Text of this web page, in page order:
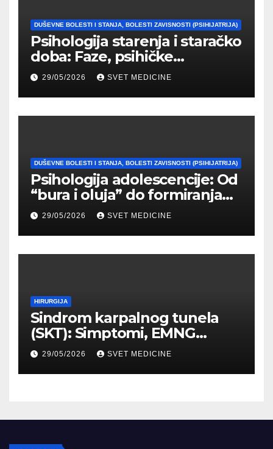
DUŠEVNE BOLESTI I STANJA, BOLESTI ZAVISNOSTI (PSIHIJATRIJA)
Psihologija starenja i staračko
doba: Faze, psihičke
promene i tipovi
prilagođavanja
29/05/2026 SVET MEDICINE
DUŠEVNE BOLESTI I STANJA, BOLESTI ZAVISNOSTI (PSIHIJATRIJA)
Psihologija adolescencije: Od
“bura i oluja” do formiranja
stabilnog identiteta
29/05/2026 SVET MEDICINE
HIRURGIJA
Sindrom karpalnog tunela
(SKT): Simptomi, EMNG
dijagnostika i lečenje
29/05/2026 SVET MEDICINE